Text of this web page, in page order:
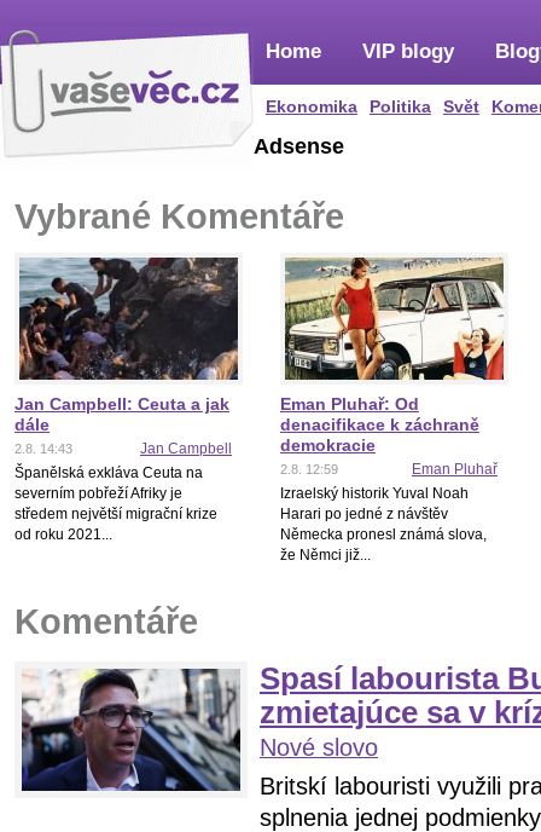
Home
Ekonomika Politika Svět
VIP blogy
Adsense
Vybrané Komentáře
Jan Campbell: Ceuta a jak
dále
2.8. 14:43
Jan Campbell
Španělská exkláva Ceuta na
severním pobřeží Afriky je
středem největší migrační krize
od roku 2021...
Eman Pluhař: Od
denacifikace k záchraně
demokracie
2.8. 12:59
Eman Pluhař
Izraelský historik Yuval Noah
Harari po jedné z návštěv
Německa pronesl známá slova,
že Němci již...
Komentáře
Spasí labourista
zmietajúce sa v
Nové slovo
Britskí labouristi využili
splnenia jednej